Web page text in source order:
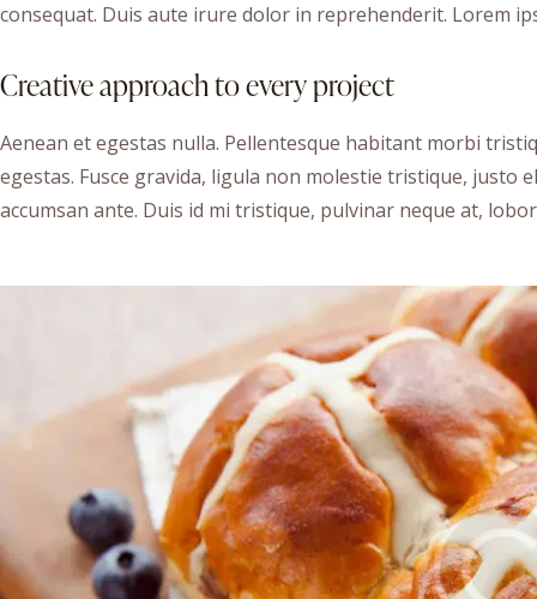
consequat. Duis aute irure dolor in reprehenderit. Lorem
Creative approach to every project
Aenean et egestas nulla. Pellentesque habitant morbi
egestas. Fusce gravida, ligula non molestie tristique, justo
accumsan ante. Duis id mi tristique, pulvinar neque at,